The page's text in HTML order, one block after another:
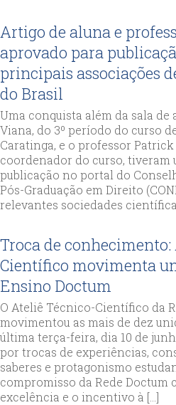
Artigo de aluna e
aprovado para
principais associações
do Brasil
Uma conquista além da sala de
Viana, do 3º período do curso
Caratinga, e o professor
coordenador do curso, tiveram
publicação no portal do
Pós-Graduação em Direito
relevantes sociedades
Troca de
Científico movimenta
Ensino Doctum
O Ateliê Técnico-Científico da
movimentou as mais de dez
última terça-feira, dia 10 de
por trocas de experiências,
saberes e protagonismo
compromisso da Rede Doctum
excelência e o incentivo à […]